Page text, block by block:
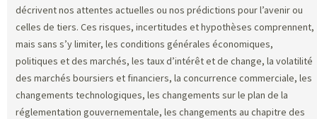
décrivent nos attentes actuelles ou nos prédictions pour l’avenir ou
celles de tiers. Ces risques, incertitudes et hypothèses comprennent,
mais sans s’y limiter, les conditions générales économiques,
politiques et des marchés, les taux d’intérêt et de change, la volatilité
des marchés boursiers et financiers, la concurrence commerciale, les
changements technologiques, les changements sur le plan de la
réglementation gouvernementale, les changements au chapitre des